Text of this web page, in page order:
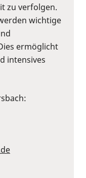
zu verfolgen.
wichtige
ermöglicht
intensives